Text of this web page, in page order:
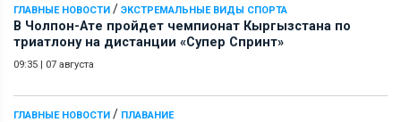
ГЛАВНЫЕ НОВОСТИ / ЭКСТРЕМАЛЬНЫЕ ВИДЫ СПОРТА
В Чолпон-Ате пройдет чемпионат Кыргызстана по
триатлону на дистанции «Супер Спринт»
09:35 | 07 августа
ГЛАВНЫЕ НОВОСТИ / ПЛАВАНИЕ